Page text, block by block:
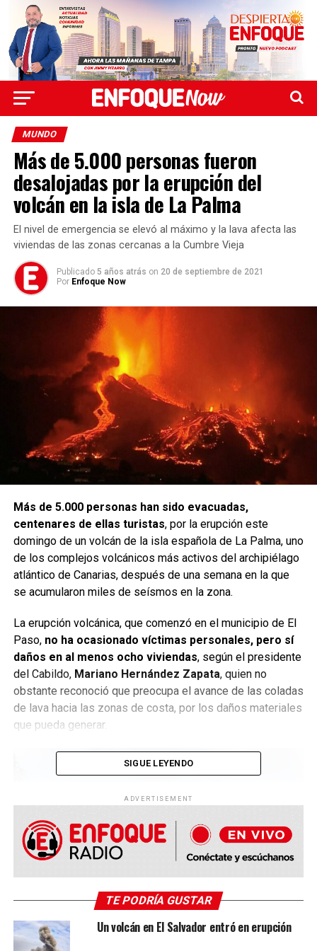
MUNDO
Más de 5.000 personas fueron
desalojadas por la erupción del
volcán en la isla de La Palma
El nivel de emergencia se elevó al máximo y la lava afecta las
viviendas de las zonas cercanas a la Cumbre Vieja
Publicado 5 años atrás on 20 de septiembre de 2021
Por Enfoque Now
Más de 5.000 personas han sido evacuadas,
centenares de ellas turistas, por la erupción este
domingo de un volcán de la isla española de La Palma, uno
de los complejos volcánicos más activos del archipiélago
atlántico de Canarias, después de una semana en la que
se acumularon miles de seísmos en la zona.
La erupción volcánica, que comenzó en el municipio de El
Paso,no ha ocasionado víctimas personales, pero sí
daños en al menos ocho viviendas, según el presidente
del Cabildo, Mariano Hernández Zapata, quien no
obstante reconoció que preocupa el avance de las coladas
de lava hacia las zonas de costa, por los daños materiales
que pueda generar.
Por su parte, el presidente de Canarias, Angel Victor
SIGUE LEYENDO
ADVERTISEMENT
TE PODRÍA GUSTAR
Un volcán en El Salvador entró en erupción